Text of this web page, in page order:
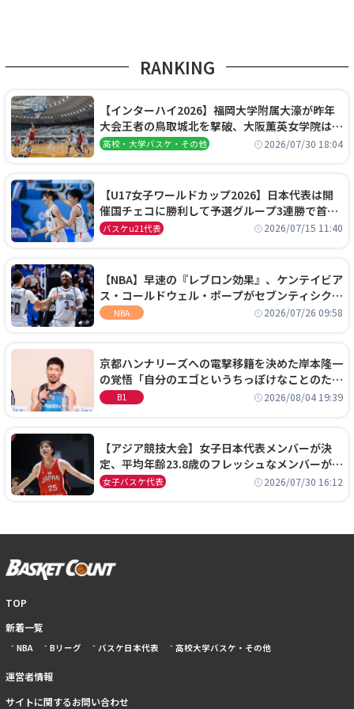
RANKING
【インターハイ2026】福岡大学附属大濠が昨年
大会王者の鳥取城北を撃破、大阪薫英女学院は岐
阜女子に完勝、大会3日目試合結果
高校・大学バスケ・その他 2026/07/30 18:04
【U17女子ワールドカップ2026】日本代表は開
催国チェコに勝利して予選グループ3連勝で首位
通過！準々決勝の相手はエジプトに決定
バスケu21代表 2026/07/15 11:40
【NBA】早速の『レブロン効果』、ケンテイビア
ス・コールドウェル・ポープがセブンティシクサ
ーズに1年契約で加入
NBA 2026/07/26 09:58
京都ハンナリーズへの電撃移籍を決めた岸本隆一
の覚悟「自分のエゴというちっぽけなことのため
に、京都に来たわけではない」
B1 2026/08/04 19:39
【アジア競技大会】女子日本代表メンバーが決
定、平均年齢23.8歳のフレッシュなメンバーが日
本開催の大舞台で頂点を狙う
女子バスケ代表 2026/07/30 16:12
TOP
新着一覧
NBA Bリーグ バスケ日本代表 高校大学バスケ・その他
運営者情報
サイトに関するお問い合わせ